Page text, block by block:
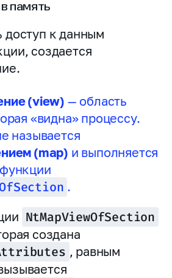
память
доступ к данным
создается
(view) — область
«видна» процессу.
называется
(map) и выполняется
.
NtMapViewOfSection
создана
, равным